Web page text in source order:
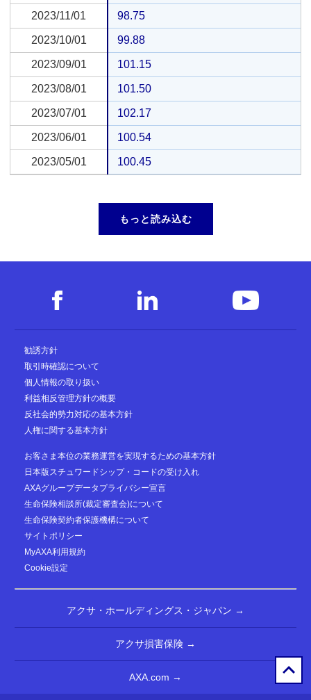
2023/11/01 98.75
2023/10/01 99.88
2023/09/01 101.15
2023/08/01 101.50
2023/07/01 102.17
2023/06/01 100.54
2023/05/01 100.45
2023/11/01
2023/10/01
2023/09/01
2023/08/01
2023/07/01
2023/06/01
2023/05/01
もっと読み込む
勧誘方針
取引時確認について
個人情報の取り扱い
利益相反管理方針の概要
反社会的勢力対応の基本方針
人権に関する基本方針
お客さま本位の業務運営を実現するための基本方針
日本版スチュワードシップ・コードの受け入れ
AXAグループデータプライバシー宣言
生命保険相談所(裁定審査会)について
生命保険契約者保護機構について
サイトポリシー
MyAXA利用規約
Cookie設定
アクサ・ホールディングス・ジャパン →
アクサ損害保険 →
AXA.com →